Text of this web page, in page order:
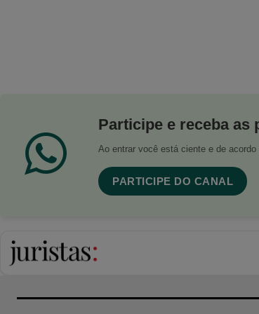
Participe e receba as
Ao entrar você está ciente e de acordo
PARTICIPE DO CANAL